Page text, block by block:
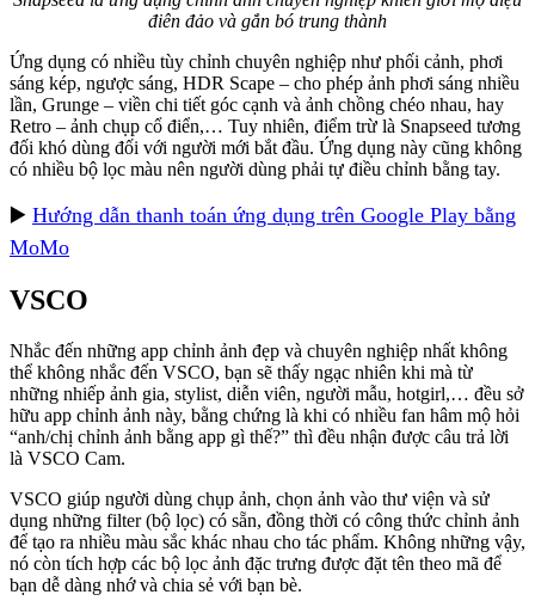
điên đảo và gắn bó trung thành
Ứng dụng có nhiều tùy chỉnh chuyên nghiệp như phối cảnh, phơi
sáng kép, ngược sáng, HDR Scape – cho phép ảnh phơi sáng nhiều
lần, Grunge – viền chi tiết góc cạnh và ảnh chồng chéo nhau, hay
Retro – ảnh chụp cổ điển,… Tuy nhiên, điểm trừ là Snapseed tương
đối khó dùng đối với người mới bắt đầu. Ứng dụng này cũng không
có nhiều bộ lọc màu nên người dùng phải tự điều chỉnh bằng tay.
▶️ Hướng dẫn thanh toán ứng dụng trên Google Play bằng
MoMo
VSCO
Nhắc đến những app chỉnh ảnh đẹp và chuyên nghiệp nhất không
thể không nhắc đến VSCO, bạn sẽ thấy ngạc nhiên khi mà từ
những nhiếp ảnh gia, stylist, diễn viên, người mẫu, hotgirl,… đều sở
hữu app chỉnh ảnh này, bằng chứng là khi có nhiều fan hâm mộ hỏi
“anh/chị chỉnh ảnh bằng app gì thế?” thì đều nhận được câu trả lời
là VSCO Cam.
VSCO giúp người dùng chụp ảnh, chọn ảnh vào thư viện và sử
dụng những filter (bộ lọc) có sẵn, đồng thời có công thức chỉnh ảnh
để tạo ra nhiều màu sắc khác nhau cho tác phẩm. Không những vậy,
nó còn tích hợp các bộ lọc ảnh đặc trưng được đặt tên theo mã để
bạn dễ dàng nhớ và chia sẻ với bạn bè.